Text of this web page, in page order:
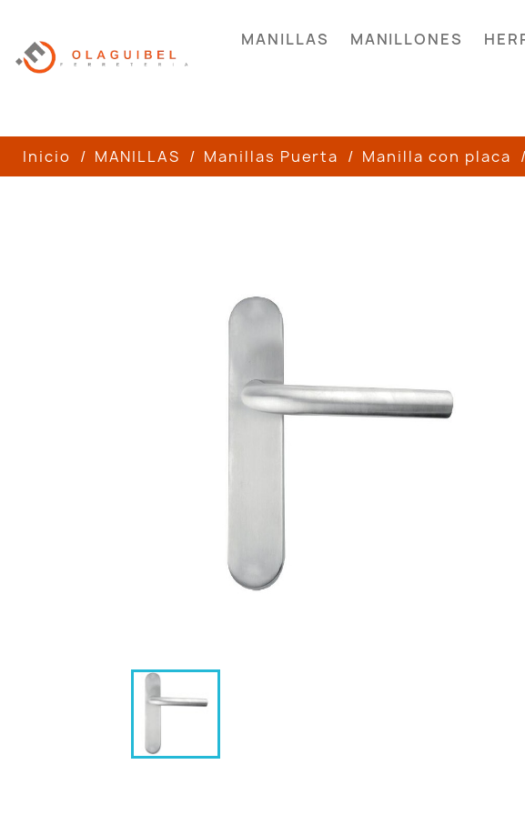
MANILLAS MANILLONES
Inicio MANILLAS Manillas Puerta Manilla con placa